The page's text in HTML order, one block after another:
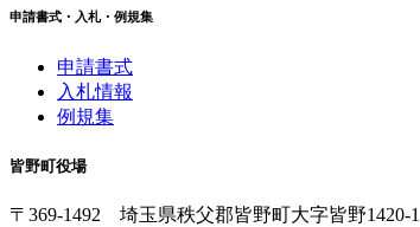
申請書式・入札・例規集
申請書式
入札情報
例規集
皆野町役場
〒369-1492 埼玉県秩父郡皆野町 大字皆野1420-1